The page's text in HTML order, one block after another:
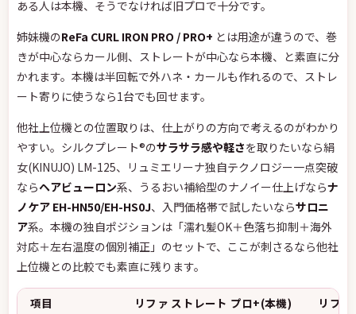
ある人は本機、そうでなければ旧プロで十分です。
姉妹機のReFa CURL IRON PRO / PRO+ とは用途が違うので、巻
きが中心ならカール側、ストレートが中心なら本機、と素直に分
かれます。本機は半回転で外ハネ・カールも作れるので、ストレ
ート寄りに使うなら1台でも回せます。
他社上位機との位置取りは、仕上がりの方向で考えるのがわかり
やすい。シルクプレート®のサラサラ感や軽さを取りたいなら絹
女(KINUJO) LM-125、リュミエリーナ独自テクノロジー一点突破
ならヘアビューロン系、うるおい補給型のナノイー仕上げならナ
ノケア EH-HN50/EH-HS0J、入門価格帯で試したいならサロニ
ア系。本機の独自ポジションは「濡れ髪OK＋色落ち抑制＋海外
対応＋左右温度の個別補正」のセットで、ここが刺さるなら他社
上位機との比較でも素直に残ります。
項目 リファ ストレート プロ+(本機) リフ